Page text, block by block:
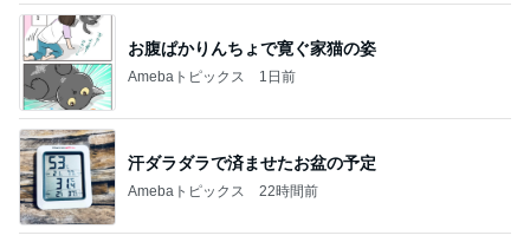
お腹ぱかりんちょで寛ぐ家猫の姿
Amebaトピックス 1日前
汗ダラダラで済ませたお盆の予定
Amebaトピックス 22時間前